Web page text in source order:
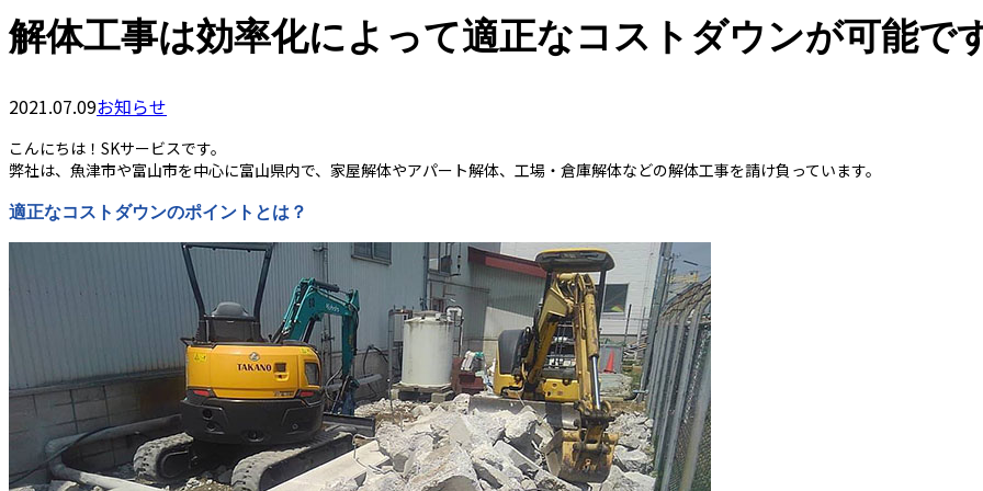
解体工事は効率化によって適正なコストダウンが可能で
2021.07.09お知らせ
こんにちは！SKサービスです。
弊社は、魚津市や富山市を中心に富山県内で、家屋解体やアパート解体、工場・倉庫解体などの解体工事を請け負っています。
適正なコストダウンのポイントとは？